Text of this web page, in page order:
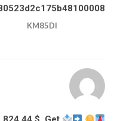
KM85DI